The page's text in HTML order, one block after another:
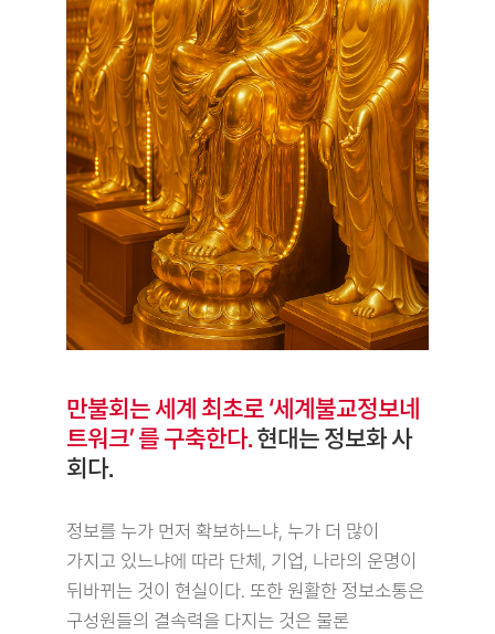
만불회는 세계 최초로 ‘세계불교정보네
트워크’ 를 구축한다.현대는 정보화 사
회다.
정보를 누가 먼저 확보하느냐, 누가 더 많이
가지고 있느냐에 따라 단체, 기업, 나라의 운명이
뒤바뀌는 것이 현실이다. 또한 원활한 정보소통은
구성원들의 결속력을 다지는 것은 물론